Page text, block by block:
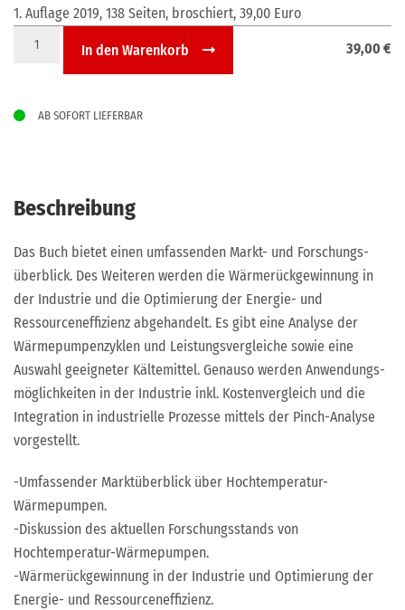
1. Auflage 2019, 138 Seiten, broschiert, 39,00 Euro
39,00 €
Hochtemperatur-
Wärmepumpen
In den Warenkorb
AB SOFORT LIEFERBAR
Beschreibung
Das Buch bietet einen umfassenden Markt- und Forschungs­
überblick. Des Weiteren werden die Wärmerückgewinnung in
der Industrie und die Optimierung der Energie- und
Ressourcen­effi­zienz abgehandelt. Es gibt eine Analyse der
Wärmepumpenzyklen und Leistungsvergleiche sowie eine
Auswahl geeigneter Kälte­mittel. Genauso werden Anwen­dungs­
möglichkeiten in der Industrie inkl. Kostenvergleich und die
Integration in industrielle Prozesse mittels der Pinch-Analyse
vorgestellt.
-Umfassender Marktüberblick über Hochtemperatur-
Wärmepumpen.
-Diskussion des aktuellen Forschungsstands von
Hochtemperatur-Wärmepumpen.
-Wärmerückgewinnung in der Industrie und Optimierung der
Energie- und Ressourceneffizienz.